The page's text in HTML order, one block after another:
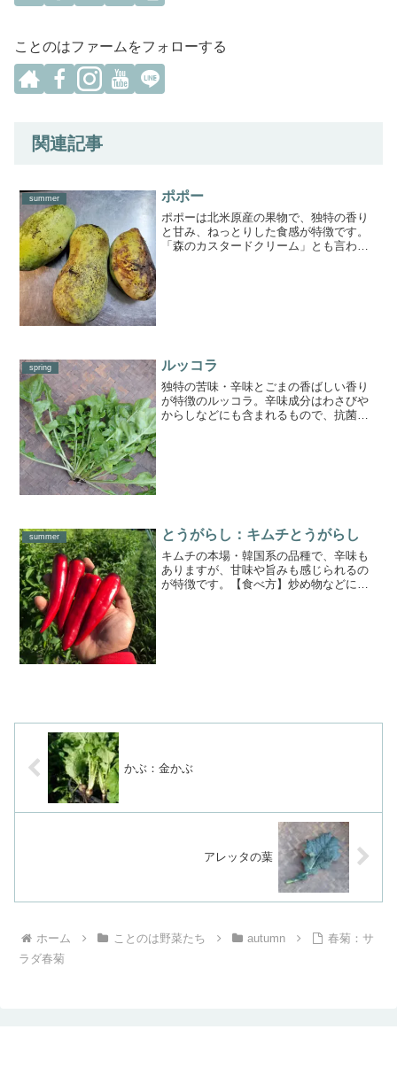
ことのはファームをフォローする
関連記事
summer ポポー
ポポーは北米原産の果物で、独特の香り
と甘み、ねっとりした食感が特徴です。
「森のカスタードクリーム」とも言われ
spring ルッコラ
独特の苦味・辛味とごまの香ばしい香り
が特徴のルッコラ。辛味成分はわさびや
からしなどにも含まれるもので、抗菌・
summer とうがらし：キムチとうがらし
キムチの本場・韓国系の品種で、辛味も
ありますが、甘味や旨みも感じられるの
が特徴です。【食べ方】炒め物などに入
かぶ：金かぶ
アレッタの葉
ホーム ことのは野菜たち autumn
春菊：サ
ラダ春菊